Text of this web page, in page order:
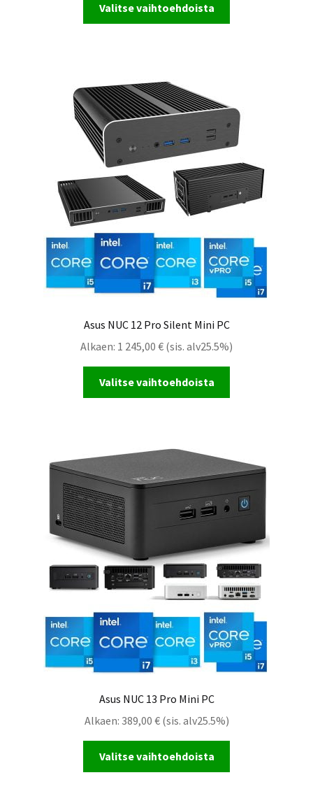
Valitse vaihtoehdoista
Asus NUC 12 Pro Silent Mini PC
Alkaen: 1 245,00 € (sis. alv25.5%)
Valitse vaihtoehdoista
Asus NUC 13 Pro Mini PC
Alkaen: 389,00 €(sis. alv25.5%)
Valitse vaihtoehdoista